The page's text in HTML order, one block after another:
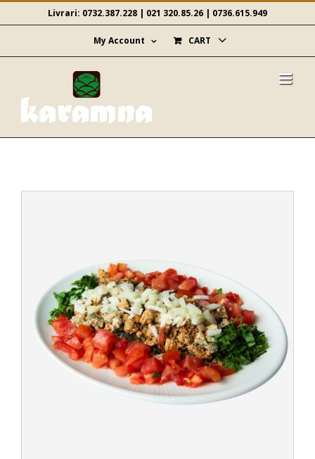
to
Livrari: 0732.387.228 | 021 320.85.26 | 0736.615.949
My Account CART